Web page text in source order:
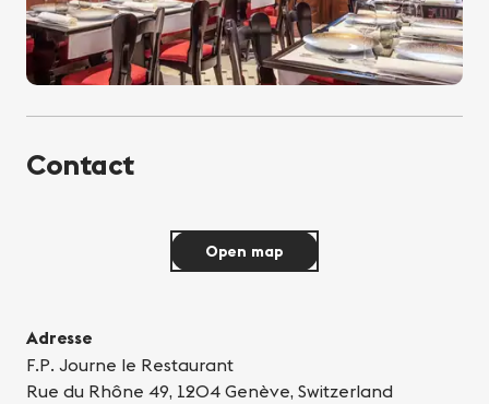
Contact
Adresse
F.P. Journe le Restaurant
Rue du Rhône 49, 1204 Genève, Switzerland
Open map